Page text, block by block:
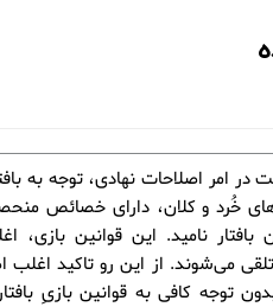
در امر اصلاحات نهادی، توجه به
خُرد و کلان، دارای خصائص
بافتار نامید. این قوانین بازی،
می‌شوند. از این رو تاکید اغلب
توجه کافی به قوانین بازیِ